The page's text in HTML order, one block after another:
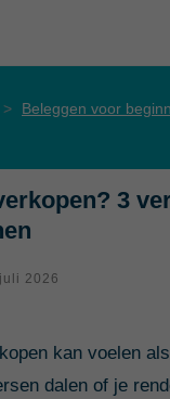
Beleggen voor
3
2026
kan voelen
dalen of je